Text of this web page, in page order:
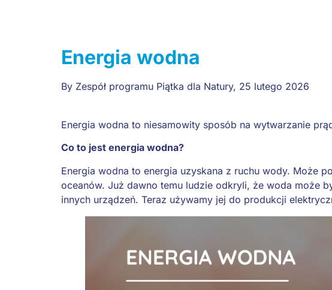
Energia wodna
By Zespół programu Piątka dla Natury, 25 lutego 2026
Energia wodna to niesamowity sposób na wytwarzanie
Co to jest energia wodna?
Energia wodna to energia uzyskana z ruchu wody. Może
oceanów. Już dawno temu ludzie odkryli, że woda może
innych urządzeń. Teraz używamy jej do produkcji